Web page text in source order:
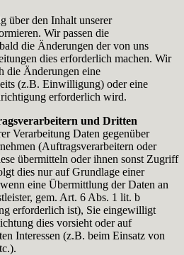
über den Inhalt unserer
Wir passen die
die Änderungen der von uns
dies erforderlich machen. Wir
die Änderungen eine
(z.B. Einwilligung) oder eine
erforderlich wird.
und Dritten
Verarbeitung Daten gegenüber
(Auftragsverarbeitern oder
übermitteln oder ihnen sonst Zugriff
dies nur auf Grundlage einer
eine Übermittlung der Daten an
gem. Art. 6 Abs. 1 lit. b
erforderlich ist), Sie eingewilligt
dies vorsieht oder auf
Interessen (z.B. beim Einsatz von